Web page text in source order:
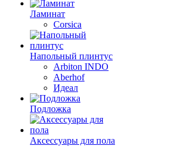
Ламинат
Corsica
Напольный плинтус
Arbiton INDO
Aberhof
Идеал
Подложка
Аксессуары для пола